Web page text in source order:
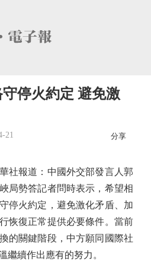
停火約定 避免激
21 分享
報道：中國外交部發言人郭
局勢答記者問時表示，希望相
停火約定，避免激化矛盾、加
恢復正常提供必要條件。當前
的關鍵階段，中方願同國際社
繼續作出應有的努力。